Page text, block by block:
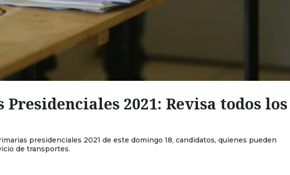
2021: Revisa todos los
presidenciales 2021 de este domingo 18, candidatos, quienes pueden
de transportes.